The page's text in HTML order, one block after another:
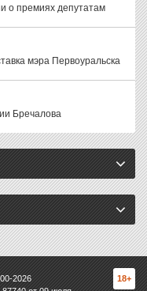
о премиях депутатам
мэра Первоуральска
Бречалова
2026
18+